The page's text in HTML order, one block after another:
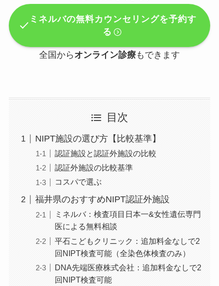
ミネルバの無料カウンセリングを予約す
る
全国から オンライン診療もできます
目次
NIPT施設の選び方【比較基準】
認証施設と認証外施設の比較
認証外施設の比較基準
コスパで選ぶ
福井県のおすすめNIPT認証外施設
ミネルバ：検査項目日本一&女性遺伝専門
医による無料相談
平石こどもクリニック：追加料金なしで2
回NIPT検査可能（全染色体検査のみ）
DNA先端医療株式会社：追加料金なしで2
回NIPT検査可能